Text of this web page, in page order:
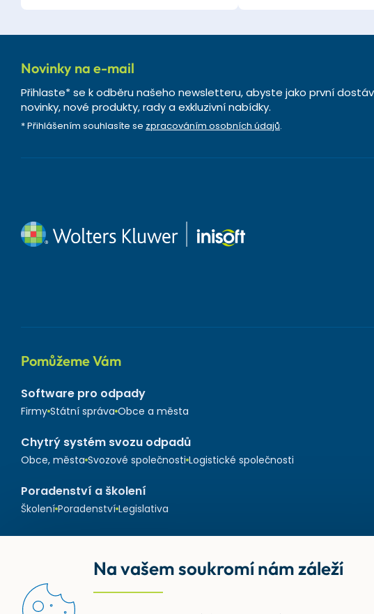
Novinky na e-mail
Přihlaste* se k odběru našeho newsletteru, abyste jako první
novinky, nové produkty, rady a exkluzivní nabídky.
* Přihlášením souhlasíte se zpracováním osobních údajů.
Pomůžeme Vám
Software pro odpady
Firmy Státní správa Obce a města
Chytrý systém svozu odpadů
Obce, města Svozové společnosti Logistické společnosti
Poradenství a školení
Školení Poradenství Legislativa
Na vašem soukromí nám záleží